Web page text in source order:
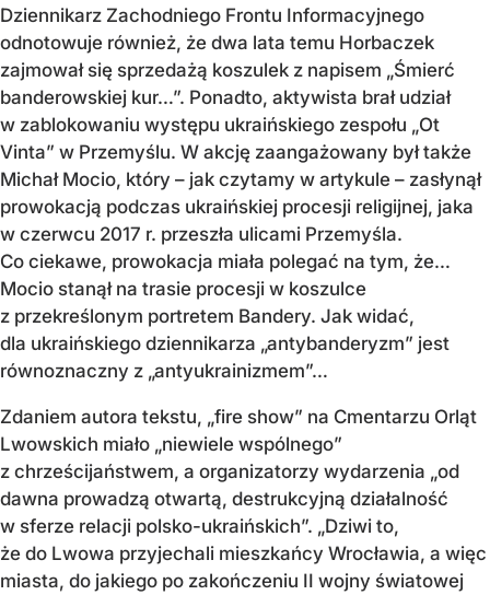
Dziennikarz Zachodniego Frontu Informacyjnego
odnotowuje również, że dwa lata temu Horbaczek
zajmował się sprzedażą koszulek z napisem „Śmierć
banderowskiej kur…”. Ponadto, aktywista brał udział
w zablokowaniu występu ukraińskiego zespołu „Ot
Vinta” w Przemyślu. W akcję zaangażowany był także
Michał Mocio, który – jak czytamy w artykule – zasłynął
prowokacją podczas ukraińskiej procesji religijnej, jaka
w czerwcu 2017 r. przeszła ulicami Przemyśla.
Co ciekawe, prowokacja miała polegać na tym, że…
Mocio stanął na trasie procesji w koszulce
z przekreślonym portretem Bandery. Jak widać,
dla ukraińskiego dziennikarza „antybanderyzm” jest
równoznaczny z „antyukrainizmem”…
Zdaniem autora tekstu, „fire show” na Cmentarzu Orląt
Lwowskich miało „niewiele wspólnego”
z chrześcijaństwem, a organizatorzy wydarzenia „od
dawna prowadzą otwartą, destrukcyjną działalność
w sferze relacji polsko-ukraińskich”. „Dziwi to,
że do Lwowa przyjechali mieszkańcy Wrocławia, a więc
miasta, do jakiego po zakończeniu II wojny światowej